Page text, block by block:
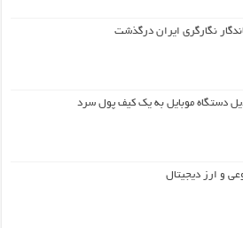
نگارگری ایران درگذشت
دستگاه موبایل به یک کیف‌ پول سرد
و ارز دیجیتال